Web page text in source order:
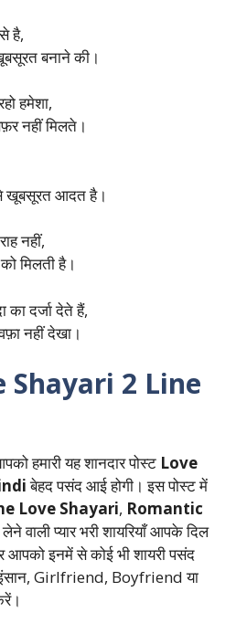
है,
बनाने की।
हमेशा,
नहीं मिलते।
खूबसूरत आदत है।
नहीं,
मिलती है।
का दर्जा देते हैं,
नहीं देखा।
Shayari 2 Line
हमारी यह शानदार पोस्ट Love
बेहद पसंद आई होगी। इस पोस्ट में
Love Shayari, Romantic
वाली प्यार भरी शायरियाँ आपके दिल
इनमें से कोई भी शायरी पसंद
Girlfriend, Boyfriend या